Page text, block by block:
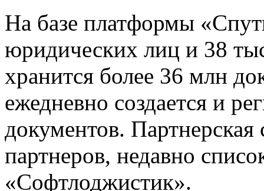
На базе платформы
юридических лиц и 38
хранится более 36 млн
ежедневно создается и
документов.
партнеров, недавно
«Софтлоджистик».